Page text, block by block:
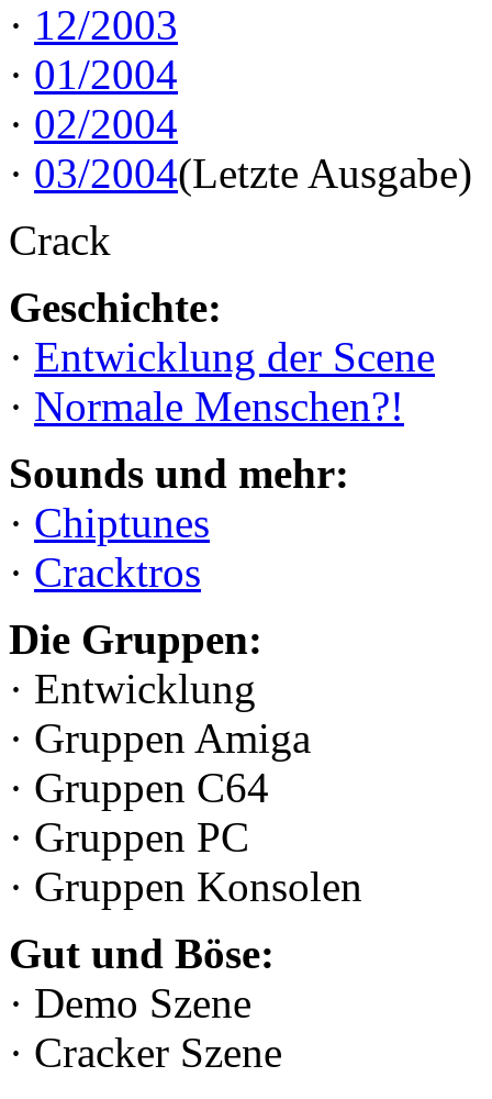
· 12/2003
· 01/2004
· 02/2004
· 03/2004(Letzte Ausgabe)
Crack
Geschichte:
· Entwicklung der Scene
· Normale Menschen?!
Sounds und mehr:
· Chiptunes
· Cracktros
Die Gruppen:
· Entwicklung
· Gruppen Amiga
· Gruppen C64
· Gruppen PC
· Gruppen Konsolen
Gut und Böse:
· Demo Szene
· Cracker Szene